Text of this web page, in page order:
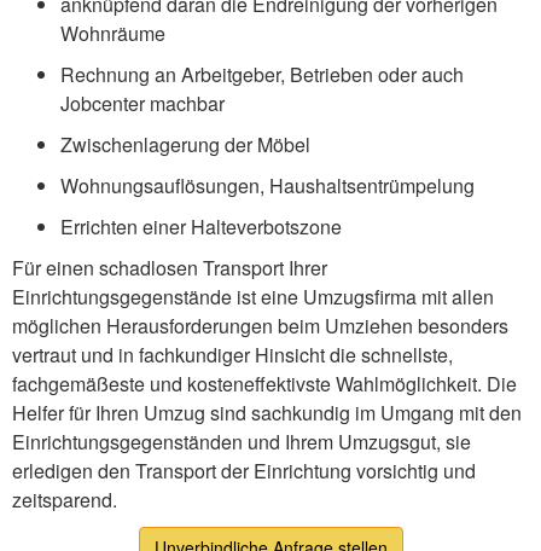
Wohnräume
Rechnung an Arbeitgeber, Betrieben oder auch
Jobcenter machbar
Zwischenlagerung der Möbel
Wohnungsauflösungen, Haushaltsentrümpelung
Errichten einer Halteverbotszone
Für einen schadlosen Transport Ihrer
Einrichtungsgegenstände ist eine Umzugsfirma mit allen
möglichen Herausforderungen beim Umziehen besonders
vertraut und in fachkundiger Hinsicht die schnellste,
fachgemäßeste und kosteneffektivste Wahlmöglichkeit. Die
Helfer für Ihren Umzug sind sachkundig im Umgang mit den
Einrichtungsgegenständen und Ihrem Umzugsgut, sie
erledigen den Transport der Einrichtung vorsichtig und
zeitsparend.